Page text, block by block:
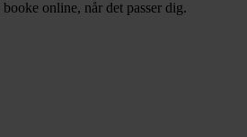
online, når det passer dig.